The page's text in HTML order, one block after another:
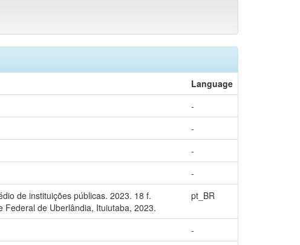
Language
-
-
-
-
de instituições públicas. 2023. 18 f.
Federal de Uberlândia, Ituiutaba, 2023.
pt_BR
-